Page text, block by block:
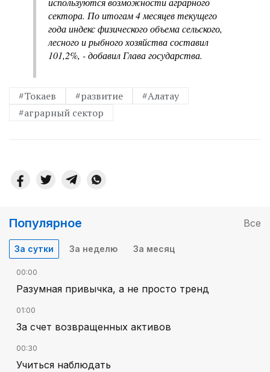
сектора. По итогам 4 месяцев текущего
года индекс физического объема сельского,
лесного и рыбного хозяйства составил
101,2%, - добавил Глава государства.
#Токаев #развитие
#Алатау
#аграрный сектор
Популярное Все
За сутки За неделю За месяц
00:00
Разумная привычка, а не просто тренд
01:00
За счет возвращенных активов
00:30
Учиться наблюдать